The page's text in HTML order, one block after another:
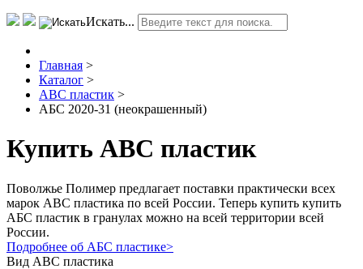
Искать...
Главная >
Каталог >
АВС пластик >
АБС 2020-31 (неокрашенный)
Купить АВС пластик
Поволжье Полимер предлагает поставки практически всех
марок АВС пластика по всей России. Теперь купить купить
АБС пластик в гранулах можно на всей территории всей
России.
Подробнее об АБС пластике>
Вид ABC пластика